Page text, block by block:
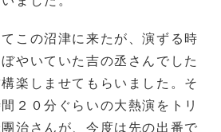
この沼津に来たが、演ずる時
やいていた吉の丞さんでした
楽しませてもらいました。そ
２０分ぐらいの大熱演をトリ
治さんが、今度は先の出番で